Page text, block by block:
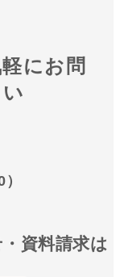
にお問
資料請求は